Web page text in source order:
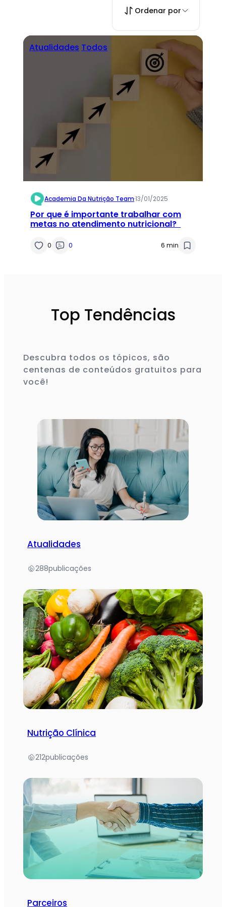
Ordenar por
Atualidades Todos
Academia Da Nutrição Team·13/01/2025
Por que é importante trabalhar com
metas no atendimento nutricional?
0 0 6 min
Top Tendências
Descubra todos os tópicos, são
centenas de conteúdos gratuitos para
você!
Atualidades
288publicações
Nutrição Clínica
212publicações
Parceiros